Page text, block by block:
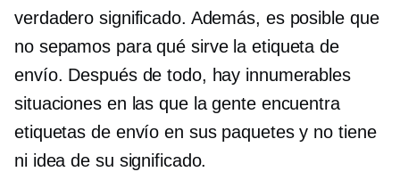
verdadero significado. Además, es posible que
no sepamos para qué sirve la etiqueta de
envío. Después de todo, hay innumerables
situaciones en las que la gente encuentra
etiquetas de envío en sus paquetes y no tiene
ni idea de su significado.